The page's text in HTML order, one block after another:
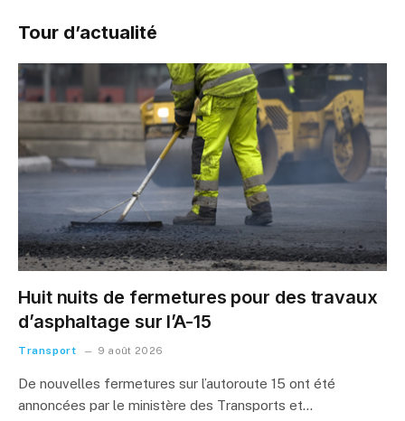
Tour d’actualité
Huit nuits de fermetures pour des travaux
d’asphaltage sur l’A-15
Transport 9 août 2026
De nouvelles fermetures sur l’autoroute 15 ont été
annoncées par le ministère des Transports et…